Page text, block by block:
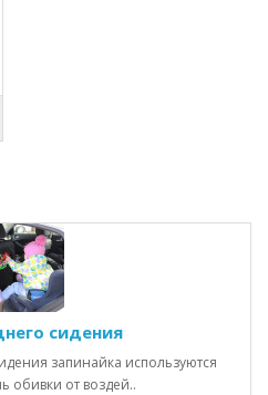
сидения
запинайка используются
обивки от воздей..